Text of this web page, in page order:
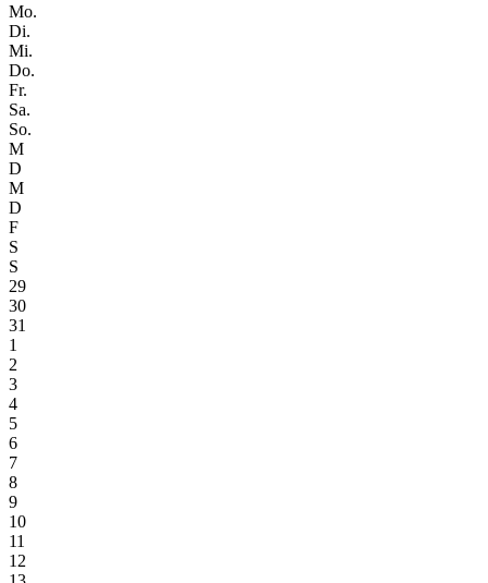
Mo.
Di.
Mi.
Do.
Fr.
Sa.
So.
M
D
M
D
F
S
S
29
30
31
1
2
3
4
5
6
7
8
9
10
11
12